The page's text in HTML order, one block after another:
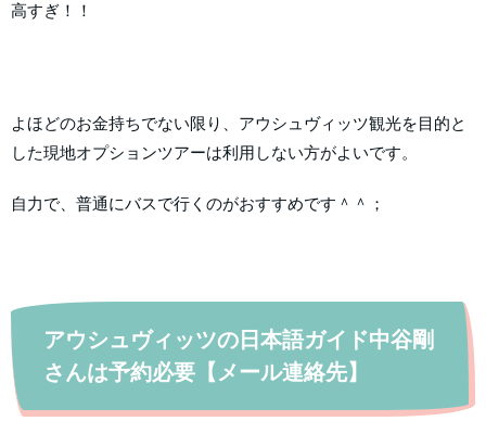
高すぎ！！
よほどのお金持ちでない限り、アウシュヴィッツ観光を目的と
した現地オプションツアーは利用しない方がよいです。
自力で、普通にバスで行くのがおすすめです＾＾；
アウシュヴィッツの日本語ガイド中谷剛
さんは予約必要【メール連絡先】